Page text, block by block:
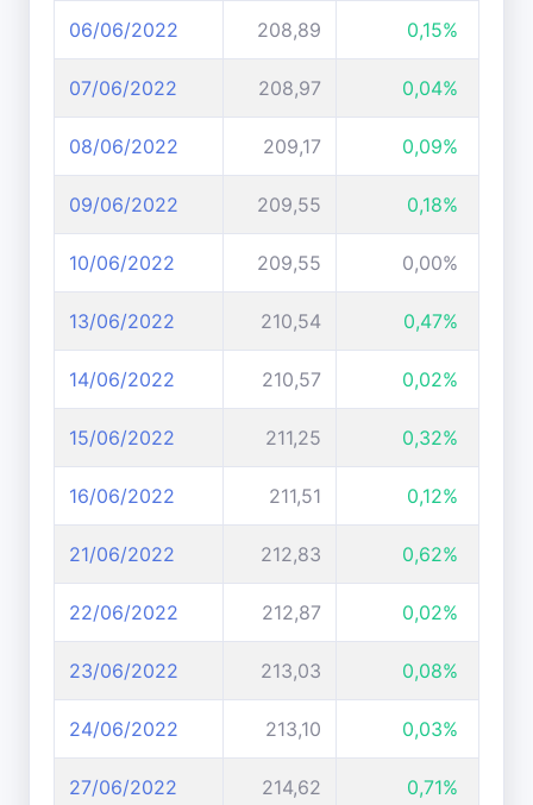
06/06/2022 208,89 0,15%
07/06/2022 208,97 0,04%
08/06/2022 209,17 0,09%
09/06/2022 209,55 0,18%
10/06/2022 209,55 0,00%
13/06/2022 210,54 0,47%
14/06/2022 210,57 0,02%
15/06/2022 211,25 0,32%
16/06/2022 211,51 0,12%
21/06/2022 212,83 0,62%
22/06/2022 212,87 0,02%
23/06/2022 213,03 0,08%
24/06/2022 213,10 0,03%
27/06/2022 214,62 0,71%